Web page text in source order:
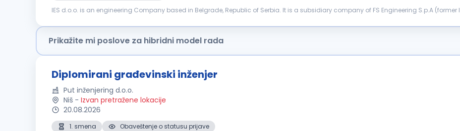
IES d.o.o. is an engineering Company based in Belgrade, Republic of Serbia. It is a subsidiary company of FS Engineering S.p.A
Prikažite mi poslove za hibridni model rada
Diplomirani građevinski inženjer
Put inženjering d.o.o.
Niš - Izvan pretražene lokacije
20.08.2026
1. smena
Obaveštenje o statusu prijave